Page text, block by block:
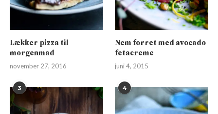
Lækker pizza til
morgenmad
november 27, 2016
Nem forret med avocado
fetacreme
juni 4, 2015
3 4